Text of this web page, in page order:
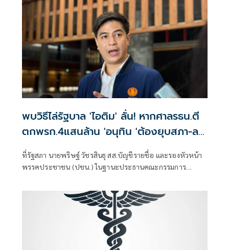
พบวิธีไล่รัฐบาล 'ไอติม' ลั่น! หากศาลรธน.ตี
ตกพรก.4แสนล้าน 'อนุทิน 'ต้องยุบสภา-ลา
ออก
ที่รัฐสภา นายพริษฐ์ วัชรสินธุ สส.บัญชีรายชื่อ และรองหัวหน้า
พรรคประชาชน (ปชน.) ในฐานะประธานคณะกรรมการ